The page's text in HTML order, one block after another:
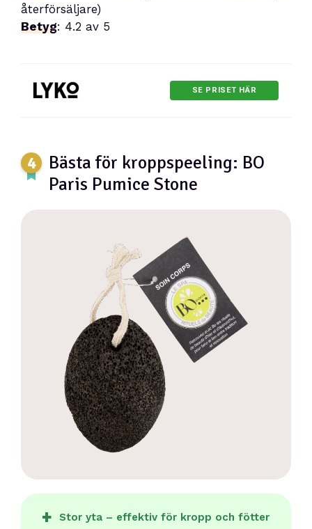
återförsäljare)
Betyg: 4.2 av 5
SE PRISET HÄR
Bästa för kroppspeeling: BO
Paris Pumice Stone
Stor yta – effektiv för kropp och fötter